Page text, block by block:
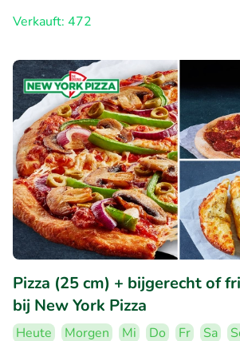
Verkauft: 472
Pizza (25 cm) + bijgerecht of
bij New York Pizza
Heute Morgen Mi Do Fr Sa